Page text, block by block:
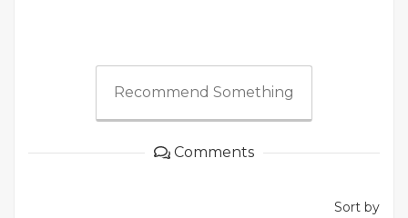
Recommend Something
Comments
Sort by